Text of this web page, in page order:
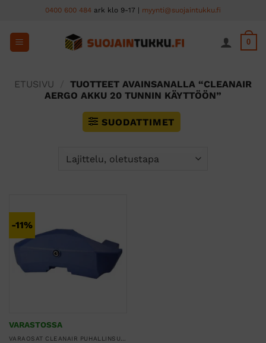
content
0400 600 484 ark klo 9-17 | myynti@suojaintukku.fi
0
ETUSIVU
TUOTTEET AVAINSANALLA “CLEANAIR
AERGO AKKU 20 TUNNIN KÄYTTÖÖN”
SUODATTIMET
-11%
VARASTOSSA